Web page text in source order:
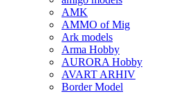
AMK
AMMO of Mig
Ark models
Arma Hobby
AURORA Hobby
AVART ARHIV
Border Model